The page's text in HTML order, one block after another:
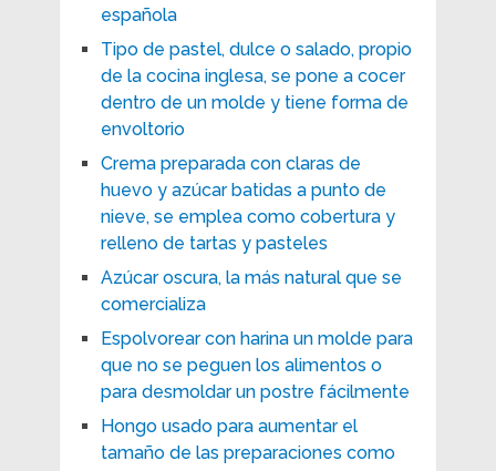
española
Tipo de pastel, dulce o salado, propio
de la cocina inglesa, se pone a cocer
dentro de un molde y tiene forma de
envoltorio
Crema preparada con claras de
huevo y azúcar batidas a punto de
nieve, se emplea como cobertura y
relleno de tartas y pasteles
Azúcar oscura, la más natural que se
comercializa
Espolvorear con harina un molde para
que no se peguen los alimentos o
para desmoldar un postre fácilmente
Hongo usado para aumentar el
tamaño de las preparaciones como